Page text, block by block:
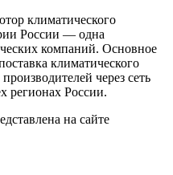
климатического
России — одна
компаний. Основное
климатического
через сеть
регионах России.
на сайте